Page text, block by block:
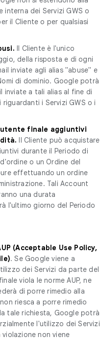
interna dei Servizi GWS o
il Cliente o per qualsiasi
Il Cliente è l'unico
della risposta e di ogni
inviate agli alias "abuse" e
di dominio. Google potrà
inviate a tali alias al fine di
i Servizi GWS o i
finale aggiuntivi
Il Cliente può acquistare
durante il Periodo di
o un Ordine del
effettuando un ordine
Tali Account
una durata
l'ultimo giorno del Periodo
(Acceptable Use Policy,
. Se Google viene a
dei Servizi da parte del
viola le norme AUP, ne
di porre rimedio alla
riesca a porre rimedio
tale richiesta, Google potrà
l'utilizzo dei Servizi
non viene